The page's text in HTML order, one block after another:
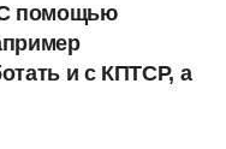
С помощью
и с КПТСР, а